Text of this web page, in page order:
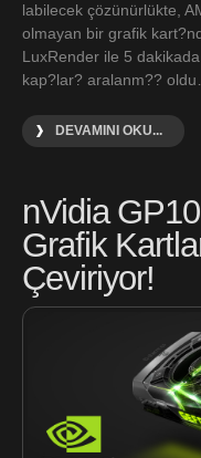
labilecek çözünürlükte,
olmayan bir grafik
LuxRender ile 5
kap?lar? aralanm??
DEVAMINI OKU...
nVidia
Grafik
Çeviriyor!